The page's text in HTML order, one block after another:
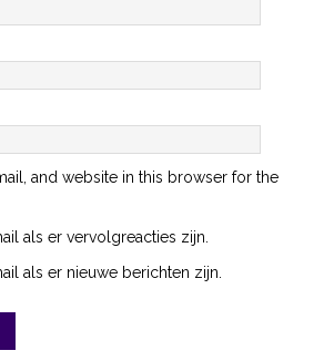
and website in this browser for the
als er vervolgreacties zijn.
als er nieuwe berichten zijn.